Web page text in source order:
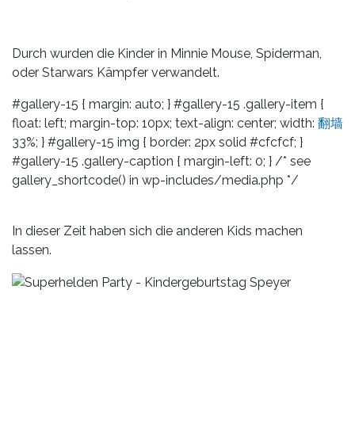
Durch wurden die Kinder in Minnie Mouse, Spiderman,
oder Starwars Kämpfer verwandelt.
#gallery-15 { margin: auto; } #gallery-15 .gallery-item {
float: left; margin-top: 10px; text-align: center; width: 翻墙
33%; } #gallery-15 img { border: 2px solid #cfcfcf; }
#gallery-15 .gallery-caption { margin-left: 0; } /* see
gallery_shortcode() in wp-includes/media.php */
In dieser Zeit haben sich die anderen Kids machen
lassen.